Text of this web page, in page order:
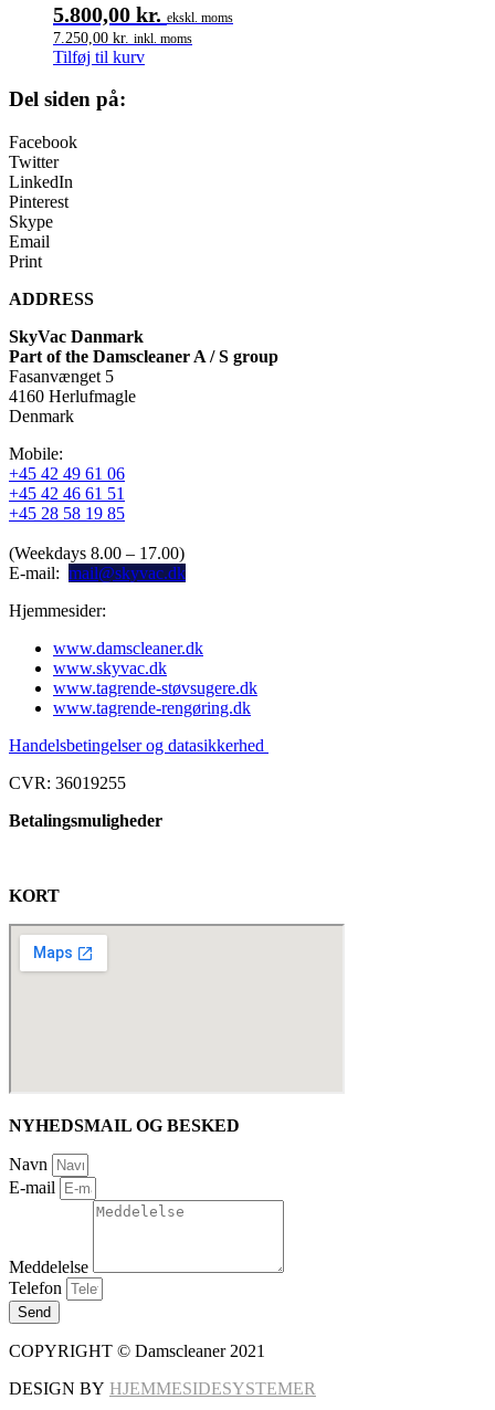
vælges
på
5.800,00 kr. ekskl. moms
7.250,00 kr. inkl. moms
Tilføj til kurv
Del siden på:
Facebook
Twitter
LinkedIn
Pinterest
Skype
Email
Print
ADDRESS
SkyVac Danmark
Part of the Damscleaner A / S group
Fasanvænget 5
4160 Herlufmagle
Denmark
Mobile:
+45 42 49 61 06
+45 42 46 61 51
+45 28 58 19 85
(Weekdays 8.00 – 17.00)
E-mail: mail@skyvac.dk
Hjemmesider:
www.damscleaner.dk
www.skyvac.dk
www.tagrende-støvsugere.dk
www.tagrende-rengøring.dk
Handelsbetingelser og datasikkerhed
CVR: 36019255
Betalingsmuligheder
KORT
NYHEDSMAIL OG BESKED
Navn
E-mail
Meddelelse
Telefon
Send
COPYRIGHT © Damscleaner 2021
DESIGN BY HJEMMESIDESYSTEMER